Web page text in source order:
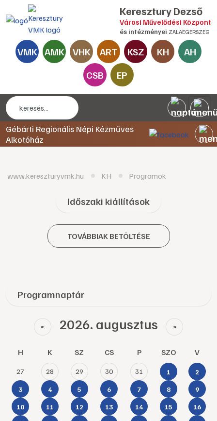
Keresztury Dezső
Városi Művelődési Központ
és intézményei ZALAEGERSZEG
VMK AMK VHK ART KSZ KH
AH
CSB
EP
Gébárti Regionális Népi Kézműves
Alkotóház
www.kereszturyvmk.hu KH Programok
Időszaki kiállítások
TOVÁBBIAK BETÖLTÉSE
Programnaptár
< 2026. augusztus >
H K SZ CS P SZO V
27 28 29 30 31 1 2
3 4 5 6 7 8 9
10 11 12 13 14 15 16